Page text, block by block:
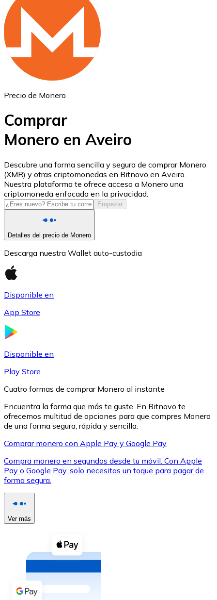
Ethereum
ETH
USD Coin
USDC
XRP
XRP
Efectivo
Comprar con efectivo
Transferencia SEPA
Añade fondos a tu cuenta Bitnovo o realiza compras
Precio de Monero
Comprar
Monero en Aveiro
Descubre una forma sencilla y segura de comprar Monero
(XMR) y otras criptomonedas en Bitnovo en Aveiro.
Nuestra plataforma te ofrece acceso a Monero una
criptomoneda enfocada en la privacidad.
Empezar
Detalles del precio de Monero
Descarga nuestra Wallet auto-custodia
Disponible en
App Store
Disponible en
Play Store
Cuatro formas de comprar Monero al instante
Encuentra la forma que más te guste. En Bitnovo te
ofrecemos multitud de opciones para que compres Monero
de una forma segura, rápida y sencilla.
Comprar monero con Apple Pay y Google Pay
Compra monero en segundos desde tu móvil. Con Apple
Pay o Google Pay, solo necesitas un toque para pagar de
forma segura.
Ver más